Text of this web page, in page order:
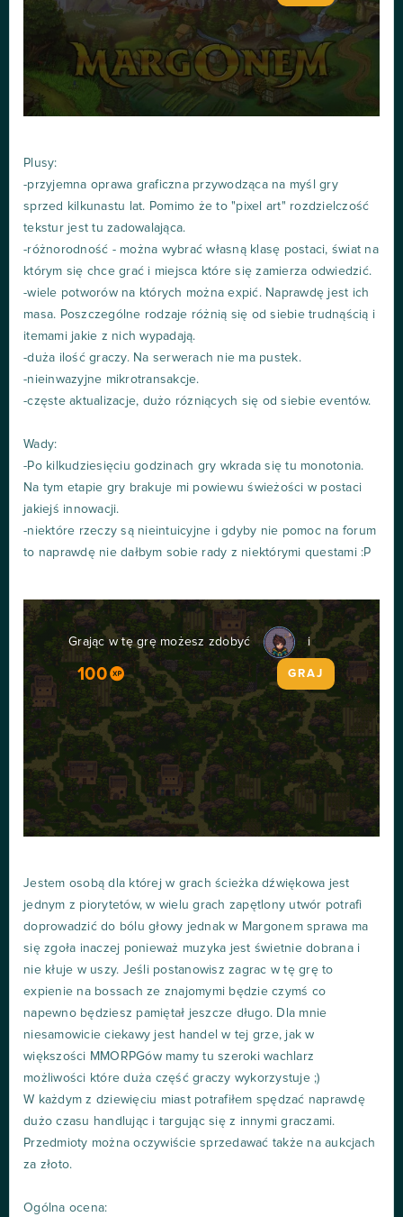
Plusy:
-przyjemna oprawa graficzna przywodząca na myśl gry
sprzed kilkunastu lat. Pomimo że to "pixel art" rozdzielczość
tekstur jest tu zadowalająca.
-różnorodność - można wybrać własną klasę postaci, świat na
którym się chce grać i miejsca które się zamierza odwiedzić.
-wiele potworów na których można expić. Naprawdę jest ich
masa. Poszczególne rodzaje różnią się od siebie trudnąścią i
itemami jakie z nich wypadają.
-duża ilość graczy. Na serwerach nie ma pustek.
-nieinwazyjne mikrotransakcje.
-częste aktualizacje, dużo rózniących się od siebie eventów.
Wady:
-Po kilkudziesięciu godzinach gry wkrada się tu monotonia.
Na tym etapie gry brakuje mi powiewu świeżości w postaci
jakiejś innowacji.
-niektóre rzeczy są nieintuicyjne i gdyby nie pomoc na forum
to naprawdę nie dałbym sobie rady z niektórymi questami :P
Grając w tę grę możesz zdobyć i
100 GRAJ
Jestem osobą dla której w grach ścieżka dźwiękowa jest
jednym z piorytetów, w wielu grach zapętlony utwór potrafi
doprowadzić do bólu głowy jednak w Margonem sprawa ma
się zgoła inaczej ponieważ muzyka jest świetnie dobrana i
nie kłuje w uszy. Jeśli postanowisz zagrac w tę grę to
expienie na bossach ze znajomymi będzie czymś co
napewno będziesz pamiętał jeszcze długo. Dla mnie
niesamowicie ciekawy jest handel w tej grze, jak w
większości MMORPGów mamy tu szeroki wachlarz
możliwości które duża część graczy wykorzystuje ;)
W każdym z dziewięciu miast potrafiłem spędzać naprawdę
dużo czasu handlując i targując się z innymi graczami.
Przedmioty można oczywiście sprzedawać także na aukcjach
za złoto.
Ogólna ocena: